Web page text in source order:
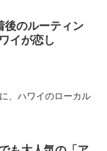
後のルーティン
イが恋し
、ハワイのローカル